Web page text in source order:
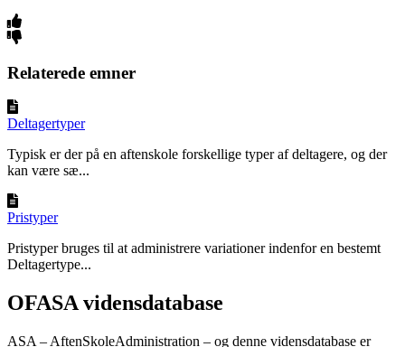
Relaterede emner
Deltagertyper
Typisk er der på en aftenskole forskellige typer af deltagere, og der
kan være sæ...
Pristyper
Pristyper bruges til at administrere variationer indenfor en bestemt
Deltagertype...
OFASA vidensdatabase
ASA – AftenSkoleAdministration – og denne vidensdatabase er